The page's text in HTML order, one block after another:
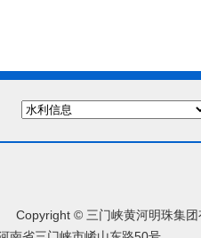
Copyright © 三门峡黄河明珠集团